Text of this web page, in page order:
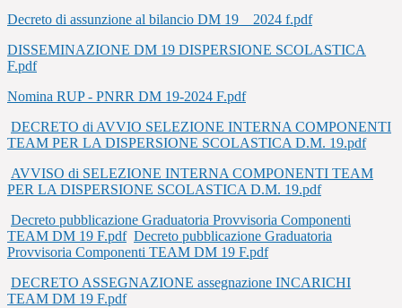
Decreto di assunzione al bilancio DM 19 _ 2024 f.pdf
DISSEMINAZIONE DM 19 DISPERSIONE SCOLASTICA
F.pdf
Nomina RUP - PNRR DM 19-2024 F.pdf
DECRETO di AVVIO SELEZIONE INTERNA COMPONENTI
TEAM PER LA DISPERSIONE SCOLASTICA D.M. 19.pdf
AVVISO di SELEZIONE INTERNA COMPONENTI TEAM
PER LA DISPERSIONE SCOLASTICA D.M. 19.pdf
Decreto pubblicazione Graduatoria Provvisoria Componenti
TEAM DM 19 F.pdf Decreto pubblicazione Graduatoria
Provvisoria Componenti TEAM DM 19 F.pdf
DECRETO ASSEGNAZIONE assegnazione INCARICHI
TEAM DM 19 F.pdf